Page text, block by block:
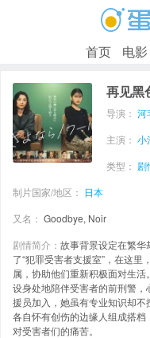
首页 电影
再见黑
导演： 河
主演： 小
类型： 剧
制片国家/地区： 日本
又名： Goodbye, Noir
剧情简介： 故事背景设定在繁华
了“犯罪受害者支援室”，在这
属，协助他们重新积极面对生
设身处地陪伴受害者的前刑警
援员加入，她虽有专业知识却
各自怀有创伤的边缘人组成搭
对受害者们的痛苦。